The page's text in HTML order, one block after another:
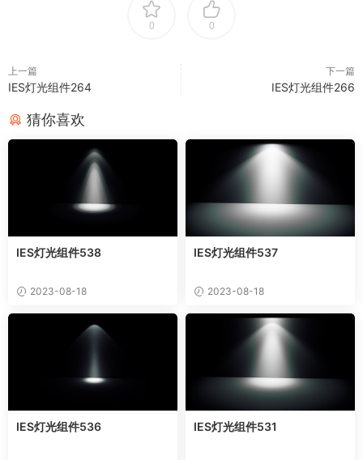
0 0
上一篇
IES灯光组件264
下一篇
IES灯光组件266
猜你喜欢
IES灯光组件538
2023-08-18
IES灯光组件537
2023-08-18
IES灯光组件536 IES灯光组件531